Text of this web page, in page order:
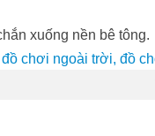
xuống nền bê tông.